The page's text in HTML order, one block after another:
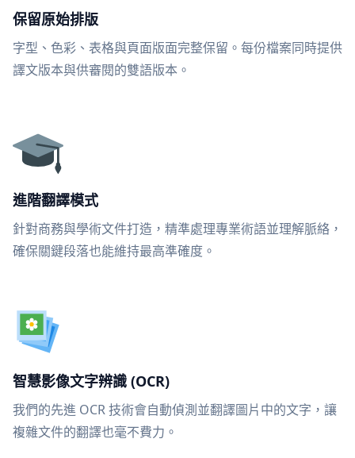
保留原始排版
字型、色彩、表格與頁面版面完整保留。每份檔案同時提供
譯文版本與供審閱的雙語版本。
進階翻譯模式
針對商務與學術文件打造，精準處理專業術語並理解脈絡，
確保關鍵段落也能維持最高準確度。
智慧影像文字辨識 (OCR)
我們的先進 OCR 技術會自動偵測並翻譯圖片中的文字，讓
複雜文件的翻譯也毫不費力。